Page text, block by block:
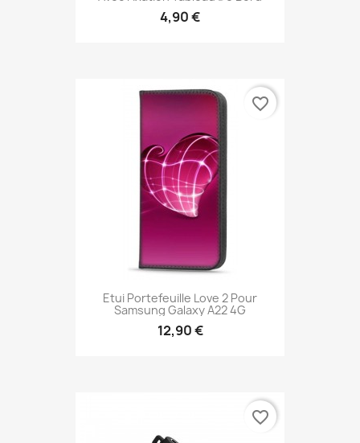
4,90 €
Etui Portefeuille Love 2 Pour
Samsung Galaxy A22 4G
12,90 €
favorite_border
favorite_border